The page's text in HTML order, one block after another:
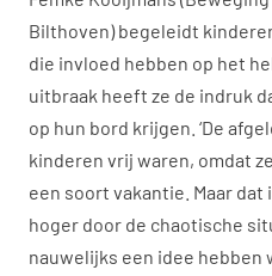
Bilthoven) begeleidt
die invloed hebben op het
uitbraak heeft ze de indruk
op hun bord krijgen. ‘De
kinderen vrij waren, omdat
een soort vakantie. Maar dat
hoger door de chaotische
nauwelijks een idee hebben